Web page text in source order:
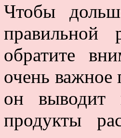
Чтобы
правильной
обратите
очень важное
он выводит
продукты